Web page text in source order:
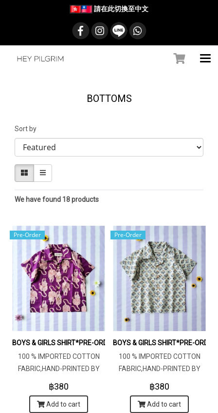
請在此切換至中文
BOTTOMS
Sort by
We have found 18 products
Pre-Order
BOYS & GIRLS SHIRT*PRE-ORDER ITEMS SHIP OUT 14TH
100 % IMPORTED COTTON
FABRIC,HAND-PRINTED BY
THAI ARTISANS. 100％輸入コ
ットン生地、インド人アーテ
฿380
Add to cart
Pre-Order
BOYS & GIRLS SHIRT*PRE-
100 % IMPORTED COTTON
FABRIC,HAND-PRINTED BY
THAI ARTISANS. 100％輸入コ
ットン生地、インド人アーテ
฿380
Add to cart